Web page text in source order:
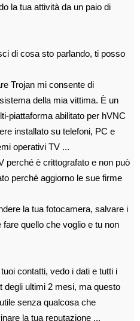
la tua attività da un paio di
di cosa sto parlando, ti posso
Trojan mi consente di
della mia vittima. È un
piattaforma abilitato per hVNC
installato su telefoni, PC e
operativi TV ...
perché è crittografato e non può
perché aggiorno le sue firme
la tua fotocamera, salvare i
fare quello che voglio e tu non
contatti, vedo i dati e tutti i
degli ultimi 2 mesi, ma questo
senza qualcosa che
la tua reputazione ...